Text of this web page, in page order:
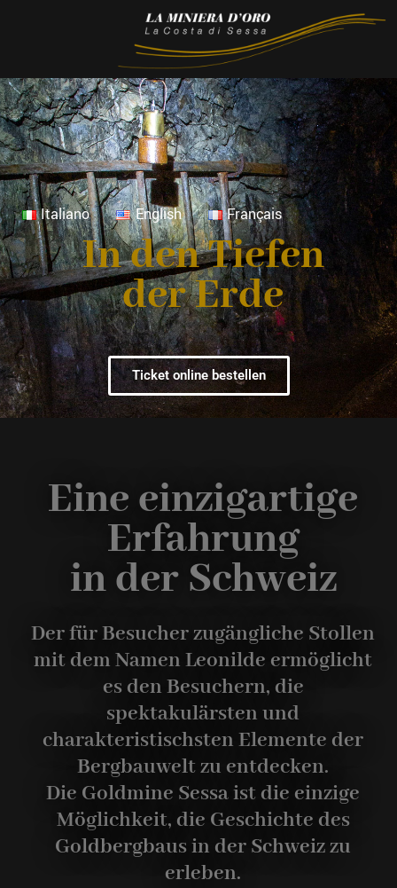
Italiano English Français
In den Tiefen
der Erde
Ticket online bestellen
Eine einzigartige
Erfahrung
in der Schweiz
Der für Besucher zugängliche Stollen
mit dem Namen Leonilde ermöglicht
es den Besuchern, die
spektakulärsten und
charakteristischsten Elemente der
Bergbauwelt zu entdecken.
Die Goldmine Sessa ist die einzige
Möglichkeit, die Geschichte des
Goldbergbaus in der Schweiz zu
erleben.